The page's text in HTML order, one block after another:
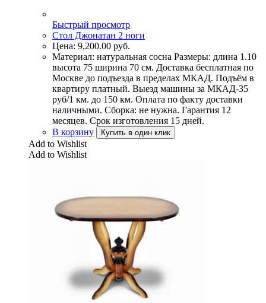
Быстрый просмотр
Стол Джонатан 2 ноги
Цена: 9,200.00 руб.
Материал: натуральная сосна Размеры: длина 1.10
высота 75 ширина 70 см. Доставка бесплатная по
Москве до подъезда в пределах МКАД. Подъём в
квартиру платный. Выезд машины за МКАД-35
руб/1 км. до 150 км. Оплата по факту доставки
наличными. Сборка: не нужна. Гарантия 12
месяцев. Срок изготовления 15 дней.
В корзину
Купить в один клик
Add to Wishlist
Add to Wishlist